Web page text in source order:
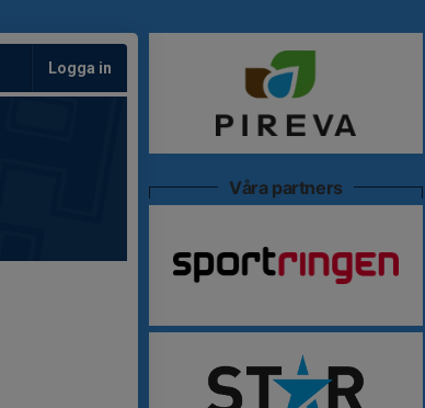
Logga in
Våra partners